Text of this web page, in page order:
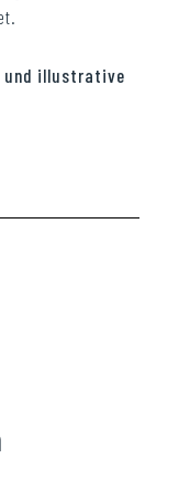
und illustrative